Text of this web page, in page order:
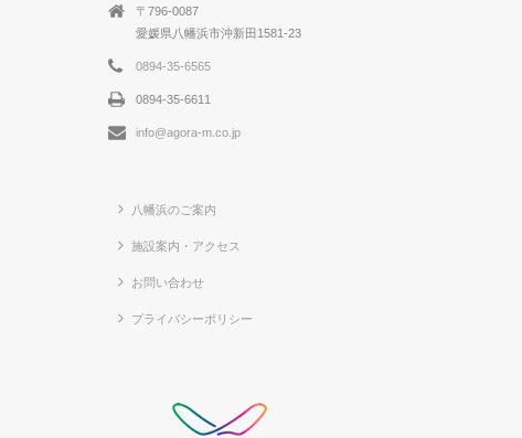
〒796-0087
愛媛県八幡浜市沖新田1581-23
0894-35-6565
0894-35-6611
info@agora-m.co.jp
八幡浜のご案内
施設案内・アクセス
お問い合わせ
プライバシーポリシー